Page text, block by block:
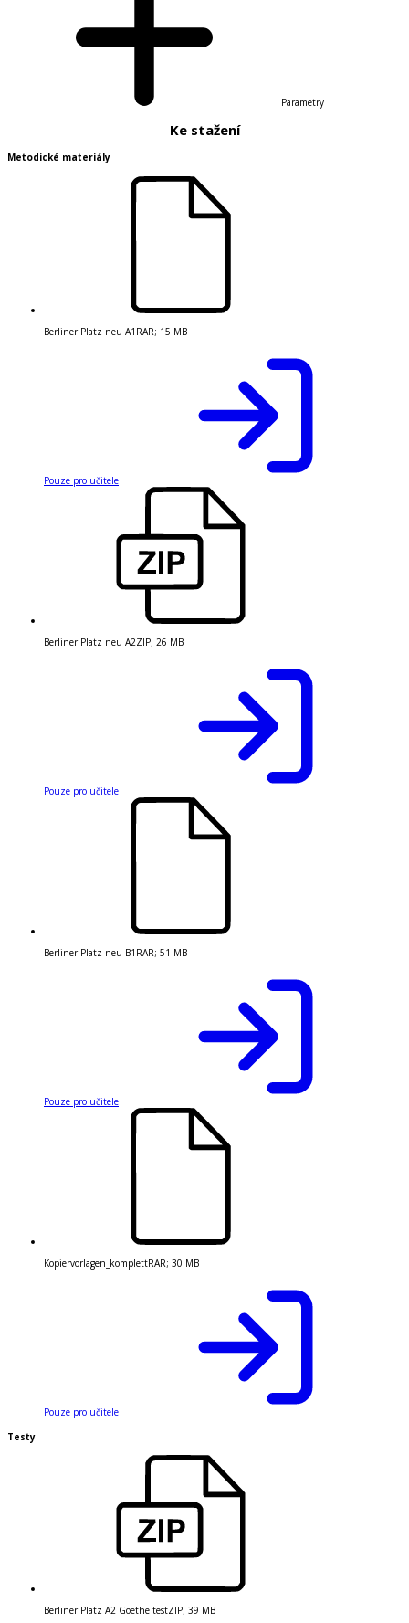
Parametry
Ke stažení
Metodické materiály
Berliner Platz neu A1 RAR; 15 MB
Pouze pro učitele
Berliner Platz neu A2ZIP; 26 MB
Pouze pro učitele
Berliner Platz neu B1 RAR; 51 MB
Pouze pro učitele
Kopiervorlagen_komplettRAR; 30 MB
Pouze pro učitele
Testy
Berliner Platz A2 Goethe testZIP; 39 MB